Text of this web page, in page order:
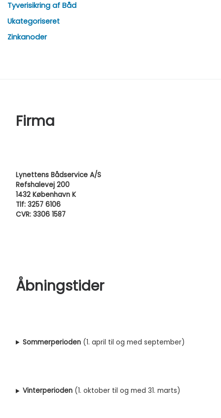
Tyverisikring af Båd
Ukategoriseret
Zinkanoder
Firma
Lynettens Bådservice A/S
Refshalevej 200
1432 København K
Tlf: 3257 6106
CVR: 3306 1587
Åbningstider
Sommerperioden (1. april til og med september)
Vinterperioden (1. oktober til og med 31. marts)